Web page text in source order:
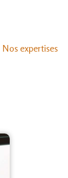
Nos expertises